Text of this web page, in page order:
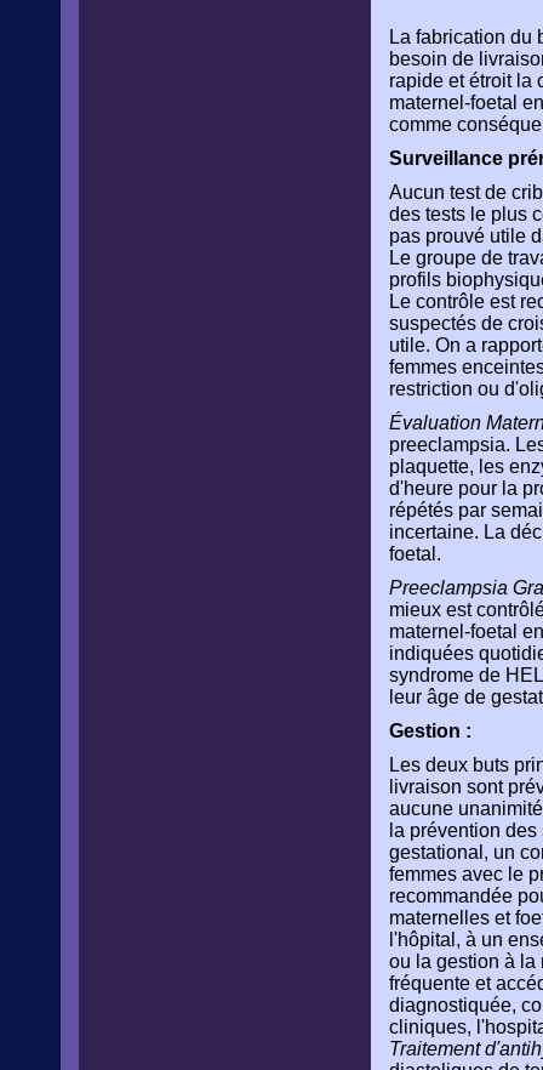
La fabrication du
besoin de
rapide et étroit la
maternel-foetal
comme
Surveillance
Aucun test de
des tests le plus
pas prouvé utile
Le groupe de
profils
Le contrôle est
suspectés de
utile. On a
femmes
restriction ou
Évaluation
preeclampsia.
plaquette, les
d'heure pour la
répétés par
incertaine. La
foetal.
Preeclampsia
mieux est
maternel-foetal
indiquées
syndrome de
leur âge de
Gestion :
Les deux buts
livraison sont
aucune
la prévention
gestational, un
femmes avec le
recommandée
maternelles et
l'hôpital, à un
ou la gestion à la
fréquente et
diagnostiquée,
cliniques,
Traitement